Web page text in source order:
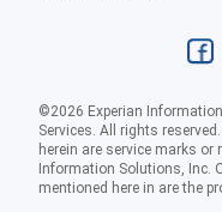
©2026 Experian
Services. All rights
herein are service marks or
Information Solutions, Inc.
mentioned here in are the